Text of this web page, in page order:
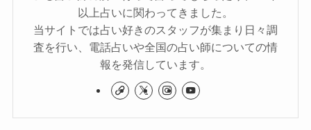
以上占いに関わってきました。
当サイトでは占い好きのスタッフが集まり日々調
査を行い、電話占いや全国の占い師についての情
報を発信しています。